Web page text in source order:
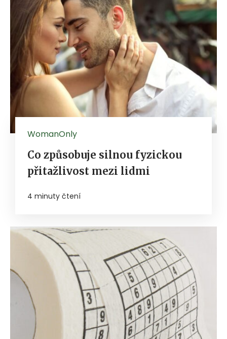
WomanOnly
Co způsobuje silnou fyzickou
přitažlivost mezi lidmi
4 minuty čtení